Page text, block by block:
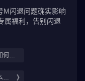
M闪退问题确实影响
属福利，告别闪退
解